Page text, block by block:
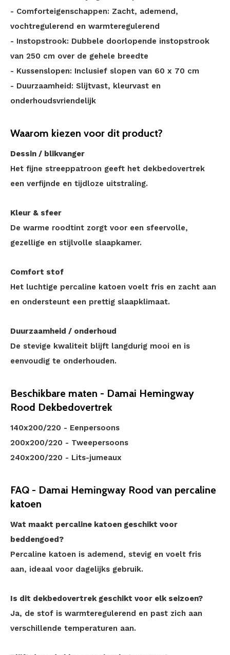
- Comforteigenschappen: Zacht, ademend,
vochtregulerend en warmteregulerend
- Instopstrook: Dubbele doorlopende instopstrook
van 250 cm over de gehele breedte
- Kussenslopen: Inclusief slopen van 60 x 70 cm
- Duurzaamheid: Slijtvast, kleurvast en
onderhoudsvriendelijk
Waarom kiezen voor dit product?
Dessin / blikvanger
Het fijne streeppatroon geeft het dekbedovertrek
een verfijnde en tijdloze uitstraling.
Kleur & sfeer
De warme roodtint zorgt voor een sfeervolle,
gezellige en stijlvolle slaapkamer.
Comfort stof
Het luchtige percaline katoen voelt fris en zacht aan
en ondersteunt een prettig slaapklimaat.
Duurzaamheid / onderhoud
De stevige kwaliteit blijft langdurig mooi en is
eenvoudig te onderhouden.
Beschikbare maten - Damai Hemingway
Rood Dekbedovertrek
140x200/220 - Eenpersoons
200x200/220 - Tweepersoons
240x200/220 - Lits-jumeaux
FAQ - Damai Hemingway Rood van percaline
katoen
Wat maakt percaline katoen geschikt voor
beddengoed?
Percaline katoen is ademend, stevig en voelt fris
aan, ideaal voor dagelijks gebruik.
Is dit dekbedovertrek geschikt voor elk seizoen?
Ja, de stof is warmteregulerend en past zich aan
verschillende temperaturen aan.